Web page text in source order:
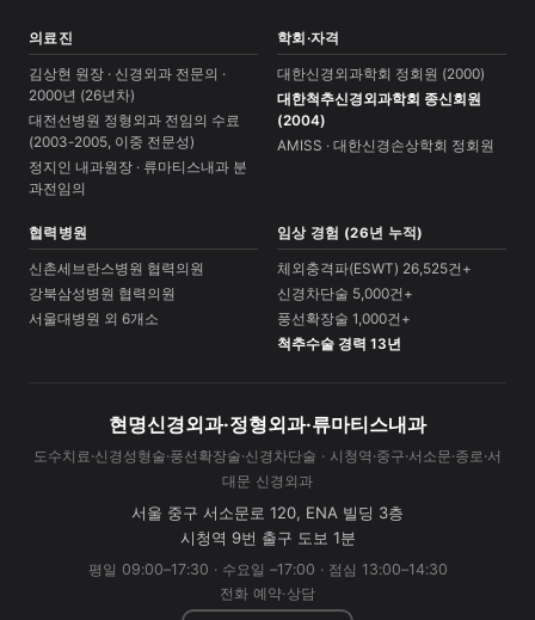
의료진
김상현 원장 · 신경외과 전문의 ·
2000년 (26년차)
대전선병원 정형외과 전임의 수료
(2003-2005, 이중 전문성)
정지인 내과원장 · 류마티스내과 분
과전임의
학회·자격
대한신경외과학회 정회원 (2000)
대한척추신경외과학회 종신회원
(2004)
AMISS · 대한신경손상학회 정회원
협력병원
신촌세브란스병원 협력의원
강북삼성병원 협력의원
서울대병원 외 6개소
임상 경험 (26년 누적)
체외충격파(ESWT) 26,525건+
신경차단술 5,000건+
풍선확장술 1,000건+
척추수술 경력 13년
현명신경외과·정형외과·류마티스내과
도수치료·신경성형술·풍선확장술·신경차단술 · 시청역·중구·서소문·종로·서
대문 신경외과
서울 중구 서소문로 120, ENA 빌딩 3층
시청역 9번 출구 도보 1분
평일 09:00–17:30 · 수요일 –17:00 · 점심 13:00–14:30
전화 예약·상담